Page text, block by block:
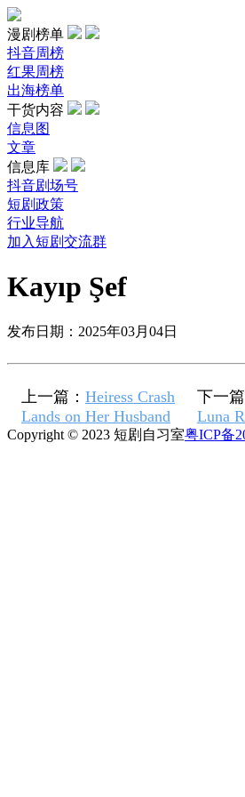
漫剧榜单
抖音周榜
红果周榜
出海榜单
干货内容
信息图
文章
信息库
抖音剧场号
短剧政策
行业导航
加入短剧交流群
Kayıp Şef
发布日期：2025年03月04日
上一篇： Heiress Crash
Lands on Her Husband
下一篇
Luna
Copyright © 2023 短剧自习室粤ICP备